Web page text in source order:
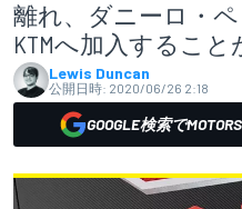
離れ、ダニーロ・
KTMへ加入すること
Lewis Duncan
公開日時: 2020/06/26 2:18
GOOGLE検索で